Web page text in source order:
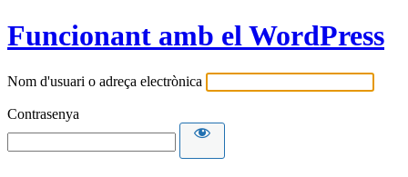
Funcionant amb el WordPress
Nom d'usuari o adreça electrònica
Contrasenya